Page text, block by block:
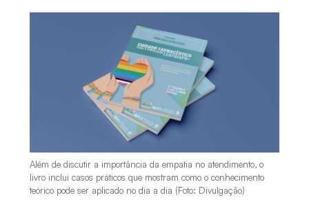
Além de discutir a importância da empatia no atendimento, o
livro inclui casos práticos que mostram como o conhecimento
teórico pode ser aplicado no dia a dia (Foto: Divulgação)